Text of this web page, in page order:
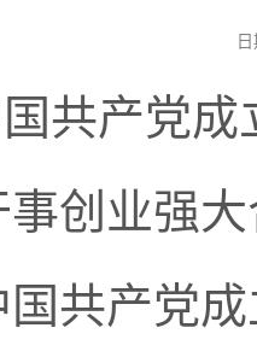
共产党
创业强
共产党